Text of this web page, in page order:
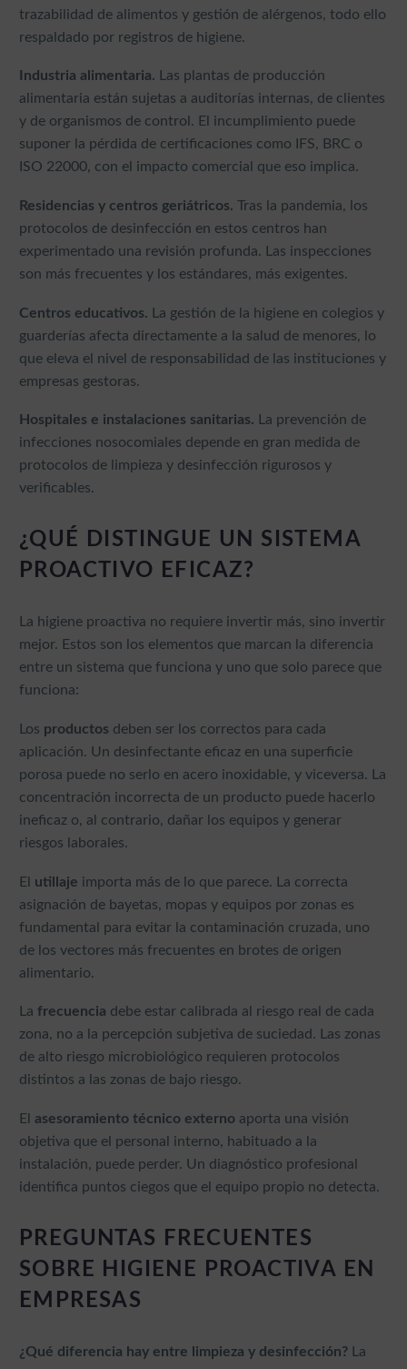
trazabilidad de alimentos y gestión de alérgenos, todo ello
respaldado por registros de higiene.
Industria alimentaria. Las plantas de producción
alimentaria están sujetas a auditorías internas, de clientes
y de organismos de control. El incumplimiento puede
suponer la pérdida de certificaciones como IFS, BRC o
ISO 22000, con el impacto comercial que eso implica.
Residencias y centros geriátricos. Tras la pandemia, los
protocolos de desinfección en estos centros han
experimentado una revisión profunda. Las inspecciones
son más frecuentes y los estándares, más exigentes.
Centros educativos. La gestión de la higiene en colegios y
guarderías afecta directamente a la salud de menores, lo
que eleva el nivel de responsabilidad de las instituciones y
empresas gestoras.
Hospitales e instalaciones sanitarias. La prevención de
infecciones nosocomiales depende en gran medida de
protocolos de limpieza y desinfección rigurosos y
verificables.
¿QUÉ DISTINGUE UN SISTEMA
PROACTIVO EFICAZ?
La higiene proactiva no requiere invertir más, sino invertir
mejor. Estos son los elementos que marcan la diferencia
entre un sistema que funciona y uno que solo parece que
funciona:
Los productos deben ser los correctos para cada
aplicación. Un desinfectante eficaz en una superficie
porosa puede no serlo en acero inoxidable, y viceversa. La
concentración incorrecta de un producto puede hacerlo
ineficaz o, al contrario, dañar los equipos y generar
riesgos laborales.
El utillaje importa más de lo que parece. La correcta
asignación de bayetas, mopas y equipos por zonas es
fundamental para evitar la contaminación cruzada, uno
de los vectores más frecuentes en brotes de origen
alimentario.
La frecuencia debe estar calibrada al riesgo real de cada
zona, no a la percepción subjetiva de suciedad. Las zonas
de alto riesgo microbiológico requieren protocolos
distintos a las zonas de bajo riesgo.
El asesoramiento técnico externo aporta una visión
objetiva que el personal interno, habituado a la
instalación, puede perder. Un diagnóstico profesional
identifica puntos ciegos que el equipo propio no detecta.
PREGUNTAS FRECUENTES
SOBRE HIGIENE PROACTIVA EN
EMPRESAS
¿Qué diferencia hay entre limpieza y desinfección? La